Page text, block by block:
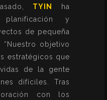
TYIN
ha
y
de pequeña
. “Nuestro objetivo
estratégicos que
de la gente
difíciles. Tras
con los